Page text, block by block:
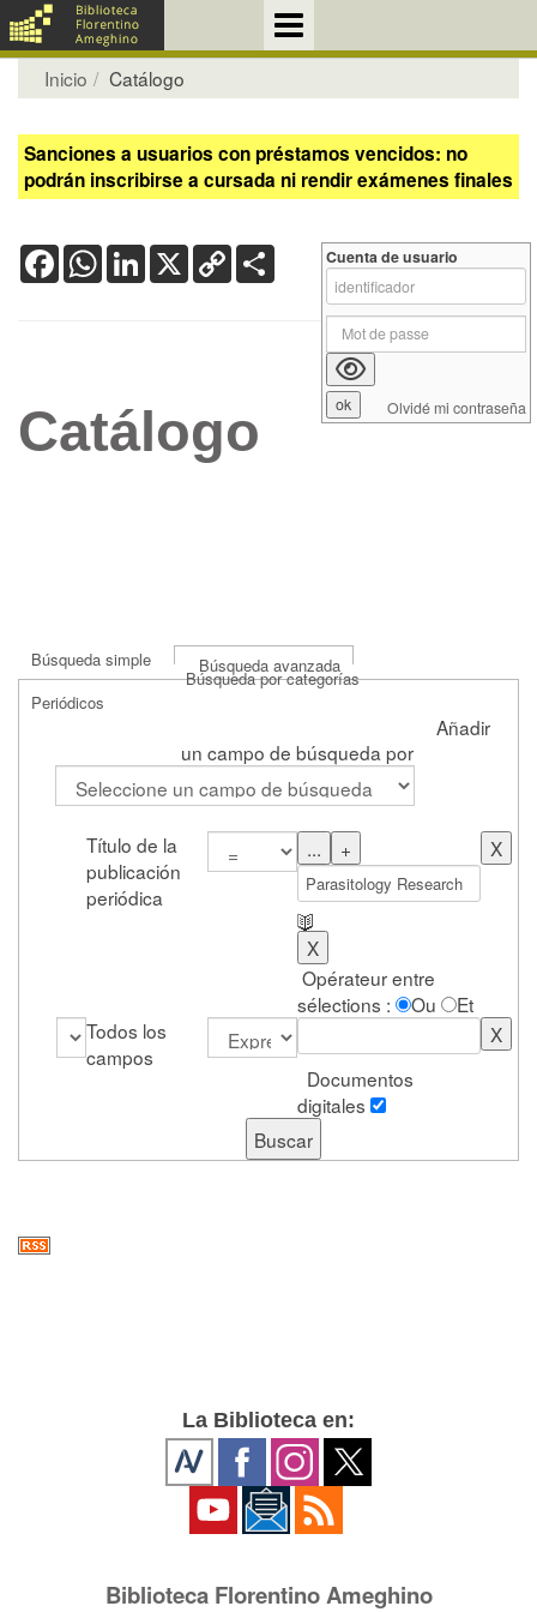
Inicio Catálogo
Sanciones a usuarios con préstamos vencidos: no
podrán inscribirse a cursada ni rendir exámenes finales
FacebookWhatsApp
LinkedIn
X Copy
Link
Catálogo
Búsqueda simple Búsqueda avanzada
Búsqueda por categorías
Periódicos
Añadir
un campo de búsqueda por
Título de la
publicación
periódica
Opérateur entre
sélections :
Ou
Et
Todos los
campos
Documentos
digitales
Cuenta de usuario
Olvidé mi contraseña
La Biblioteca en:
Biblioteca Florentino Ameghino